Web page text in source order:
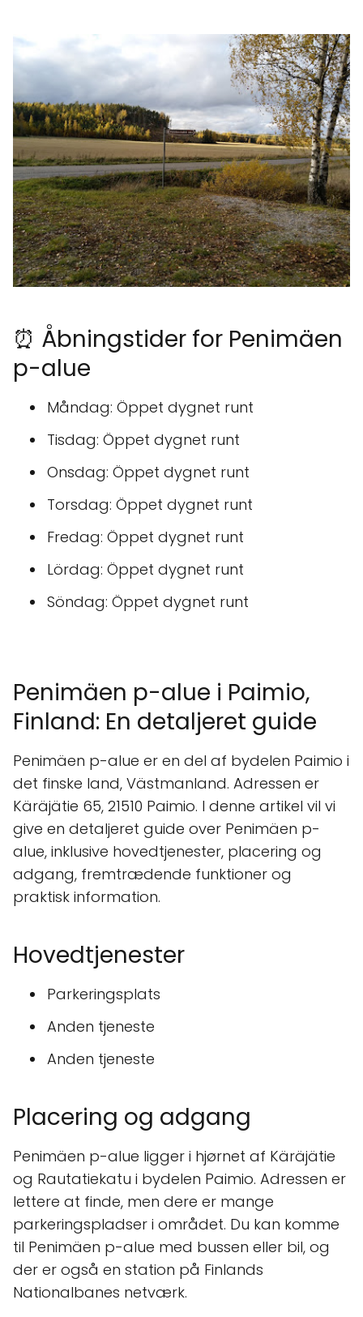
⏰ Åbningstider for Penimäen
p-alue
Måndag: Öppet dygnet runt
Tisdag: Öppet dygnet runt
Onsdag: Öppet dygnet runt
Torsdag: Öppet dygnet runt
Fredag: Öppet dygnet runt
Lördag: Öppet dygnet runt
Söndag: Öppet dygnet runt
Penimäen p-alue i Paimio,
Finland: En detaljeret guide
Penimäen p-alue er en del af bydelen Paimio i
det finske land, Västmanland. Adressen er
Käräjätie 65, 21510 Paimio. I denne artikel vil vi
give en detaljeret guide over Penimäen p-
alue, inklusive hovedtjenester, placering og
adgang, fremtrædende funktioner og
praktisk information.
Hovedtjenester
Parkeringsplats
Anden tjeneste
Anden tjeneste
Placering og adgang
Penimäen p-alue ligger i hjørnet af Käräjätie
og Rautatiekatu i bydelen Paimio. Adressen er
lettere at finde, men dere er mange
parkeringspladser i området. Du kan komme
til Penimäen p-alue med bussen eller bil, og
der er også en station på Finlands
Nationalbanes netværk.